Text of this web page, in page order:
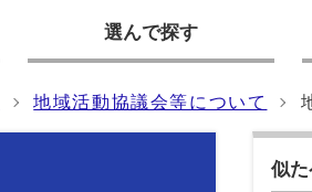
選んで探す
地域活動協議会等について
似